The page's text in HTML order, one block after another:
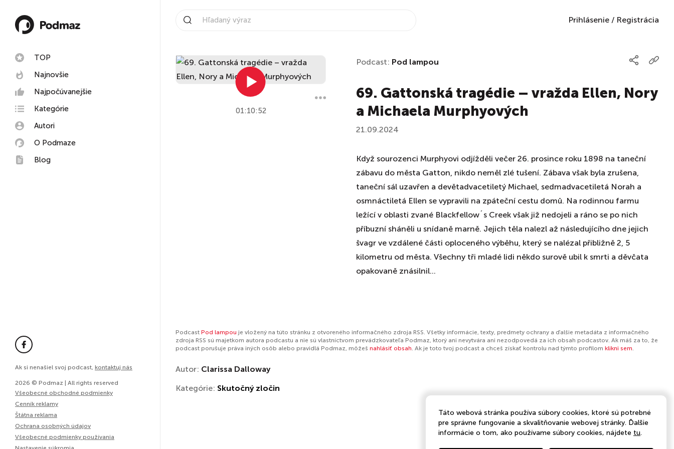
TOP
Najnovšie
Najpočúvanejšie
Kategórie
Autori
O Podmaze
Blog
Ak si nenašiel svoj podcast, kontaktuj nás
2026 © Podmaz | All rights reserved
Všeobecné obchodné podmienky
Cenník reklamy
Štátna reklama
Ochrana osobných údajov
Všeobecné podmienky používania
Prihlásenie / Registrácia
01:10:52
Podcast: Pod lampou
69. Gattonská tragédie – vražda Ellen, Nory
a Michaela Murphyových
21.09.2024
Když sourozenci Murphyovi odjížděli večer 26. prosince roku 1898 na taneční
zábavu do města Gatton, nikdo neměl zlé tušení. Zábava však byla zrušena,
taneční sál uzavřen a devětadvacetiletý Michael, sedmadvacetiletá Norah a
osmnáctiletá Ellen se vypravili na zpáteční cestu domů. Na rodinnou farmu
ležící v oblasti zvané Blackfellow´s Creek však již nedojeli a ráno se po nich
příbuzní sháněli u snídaně marně. Jejich těla nalezl až následujícího dne jejich
švagr ve vzdálené části oploceného výběhu, který se nalézal přibližně 2, 5
kilometru od města. Všechny tři mladé lidi někdo surově ubil k smrti a děvčata
opakovaně znásilnil...
Podcast Pod lampou je vložený na túto stránku z otvoreného informačného zdroja RSS. Všetky informácie, texty, predmety ochrany a ďalšie metadáta z informačného
zdroja RSS sú majetkom autora podcastu a nie sú vlastníctvom prevádzkovateľa Podmaz, ktorý ani nevytvára ani nezodpovedá za ich obsah podcastov. Ak máš za to, že
podcast porušuje práva iných osôb alebo pravidlá Podmaz, môžeš nahlásiť obsah. Ak je toto tvoj podcast a chceš získať kontrolu nad týmto profilom klikni sem.
Autor: Clarissa Dalloway
Kategórie: Skutočný zločin
Táto webová stránka používa súbory cookies, ktoré sú potrebné
pre správne fungovanie a skvalitňovanie webovej stránky. Ďalšie
informácie o tom, ako používame súbory cookies, nájdete tu.